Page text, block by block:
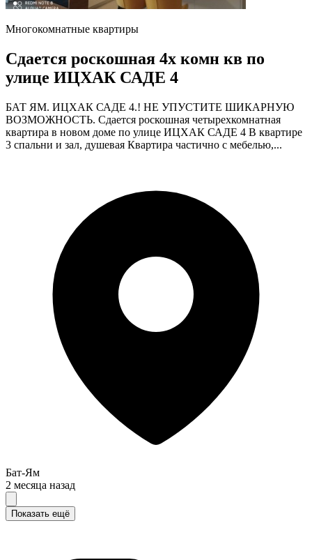
Многокомнатные квартиры
Сдается роскошная 4х комн кв по
улице ИЦХАК САДЕ 4
БАТ ЯМ. ИЦХАК САДЕ 4.! НЕ УПУСТИТЕ ШИКАРНУЮ
ВОЗМОЖНОСТЬ. Сдается роскошная четырехкомнатная
квартира в новом доме по улице ИЦХАК САДЕ 4 В квартире
3 спальни и зал, душевая Квартира частично с мебелью,...
Бат-Ям
2 месяца назад
Показать ещё